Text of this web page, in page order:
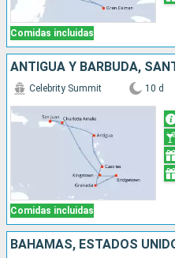
Comidas incluidas
Comidas incluidas
Celebrity Summit 10 d
BAHAMAS, ESTADOS